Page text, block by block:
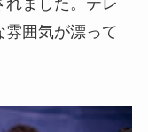
れました。テレ
雰囲気が漂って